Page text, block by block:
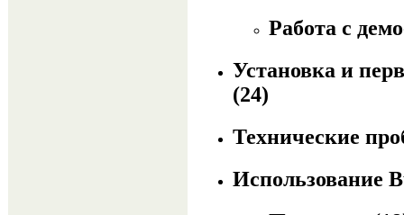
Работа с
Установка и
(24)
Технические
Использование